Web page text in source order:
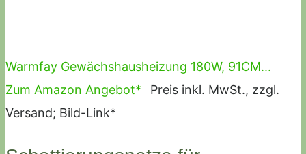
Warmfay Gewächshausheizung 180W, 91CM...
Zum Amazon Angebot*
Preis inkl. MwSt., zzgl.
Versand; Bild-Link*